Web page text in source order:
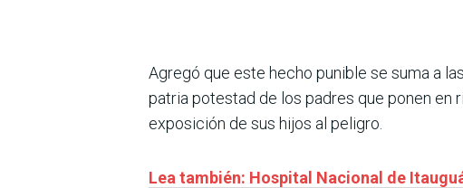
Agregó que este hecho punible se suma a
patria potestad de los padres que ponen en
exposición de sus hijos al peligro.
Lea también: Hospital Nacional de